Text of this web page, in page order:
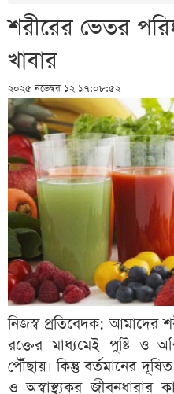
শরীরের ভেতর
খাবার
২০২৫ নভেম্বর ১২ ১৭:০৮:৫২
নিজস্ব প্রতিবেদক: আমাদের
রক্তের মাধ্যমেই পুষ্টি ও
পৌঁছায়। কিন্তু বর্তমানের
ও অস্বাস্থ্যকর জীবনধারার